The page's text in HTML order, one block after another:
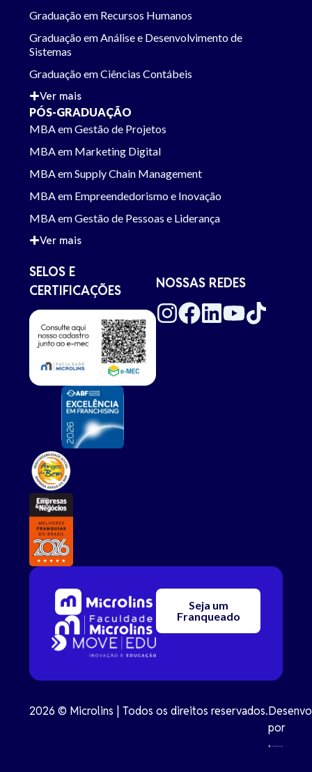
Graduação em Recursos Humanos
Graduação em Análise e Desenvolvimento de
Sistemas
Graduação em Ciências Contábeis
Ver mais
PÓS-GRADUAÇÃO
MBA em Gestão de Projetos
MBA em Marketing Digital
MBA em Supply Chain Management
MBA em Empreendedorismo e Inovação
MBA em Gestão de Pessoas e Liderança
Ver mais
SELOS E
CERTIFICAÇÕES
NOSSAS REDES
Seja um
Franqueado
2026 © Microlins | Todos os direitos reservados.
por